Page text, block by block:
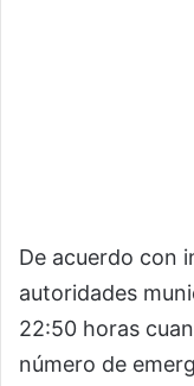
De acuerdo con
autoridades
22:50 horas
número de